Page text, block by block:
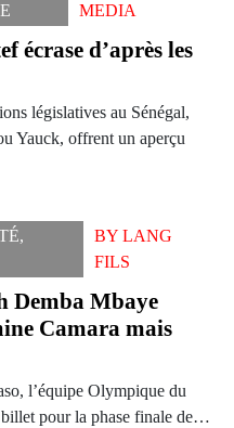
MEDIA
écrase d’après les
législatives au Sénégal,
Yauck, offrent un aperçu
,
BYLANG
FILS
Demba Mbaye
Camara mais
l’équipe Olympique du
billet pour la phase finale de…